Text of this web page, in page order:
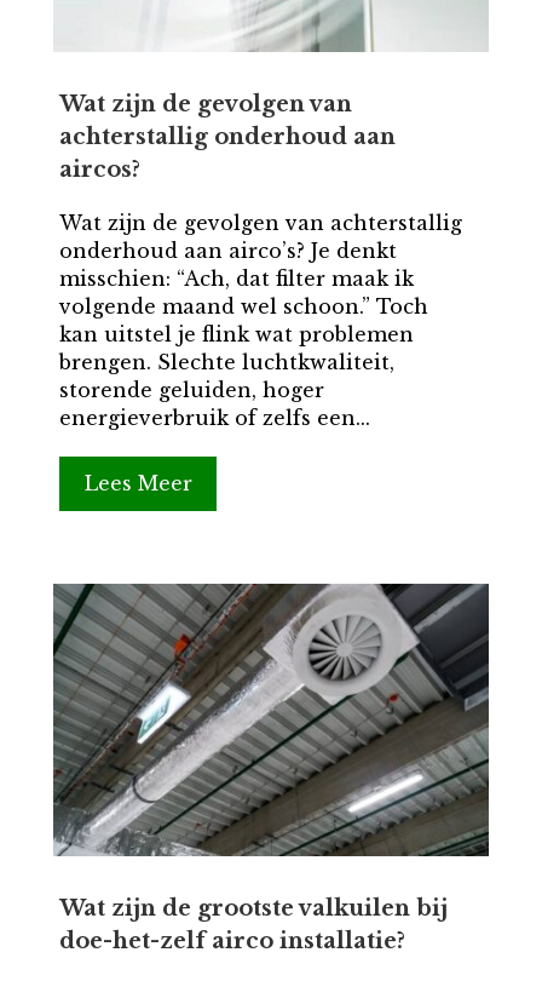
Wat zijn de gevolgen van
achterstallig onderhoud aan
aircos?
Wat zijn de gevolgen van achterstallig
onderhoud aan airco’s? Je denkt
misschien: “Ach, dat filter maak ik
volgende maand wel schoon.” Toch
kan uitstel je flink wat problemen
brengen. Slechte luchtkwaliteit,
storende geluiden, hoger
energieverbruik of zelfs een...
Lees Meer
Wat zijn de grootste valkuilen bij
doe-het-zelf airco installatie?